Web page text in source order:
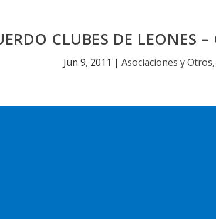
CLUBES DE LEONES
Jun 9, 2011 |Asociaciones y Otros